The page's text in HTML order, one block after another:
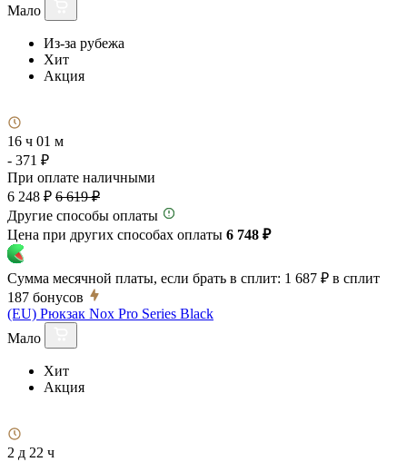
Мало
Из-за рубежа
Хит
Акция
16 ч 01 м
- 371 ₽
При оплате наличными
6 248 ₽ 6 619 ₽
Другие способы оплаты
Цена при других способах оплаты 6 748 ₽
Сумма месячной платы, если брать в сплит: 1 687 ₽ в сплит
187 бонусов
(EU) Рюкзак Nox Pro Series Black
Мало
Хит
Акция
2 д 22 ч